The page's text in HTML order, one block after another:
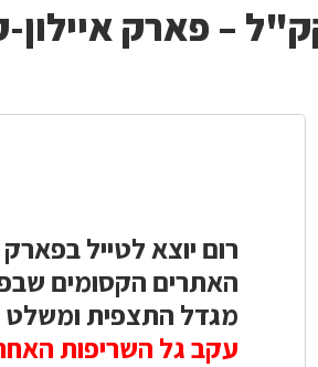
– פארק
רום יוצא לטייל
האתרים הקסומים
מגדל התצפית ומשלט
עקב גל השריפות